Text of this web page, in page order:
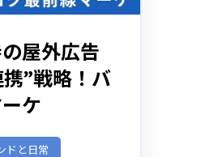
の屋外広告
”戦略！バ
ケ
ドと日常